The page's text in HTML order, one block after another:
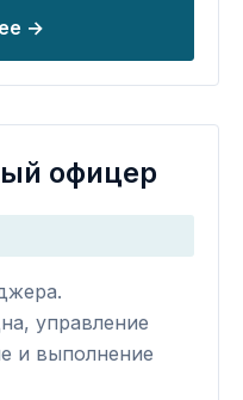
→
офицер
управление
и выполнение